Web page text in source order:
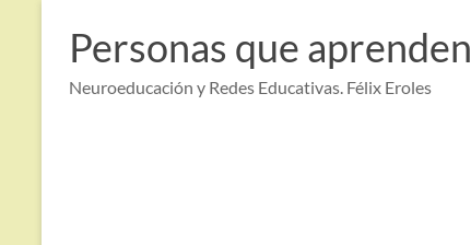
contenido
Personas que aprenden
Neuroeducación y Redes Educativas. Félix Eroles